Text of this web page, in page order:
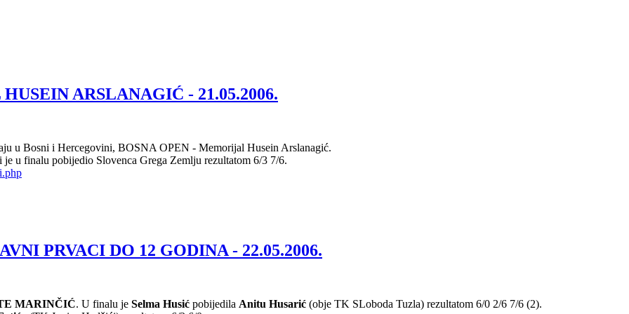
ARSLANAGIĆ - 21.05.2006.
u Bosni i Hercegovini, BOSNA OPEN - Memorijal Husein Arslanagić.
u finalu pobijedio Slovenca Grega Zemlju rezultatom 6/3 7/6.
PRVACI DO 12 GODINA - 22.05.2006.
MARINČIĆ. U finalu je Selma Husić pobijedila Anitu Husarić (obje TK SLoboda Tuzla) rezultatom 6/0 2/6 7/6 (2).